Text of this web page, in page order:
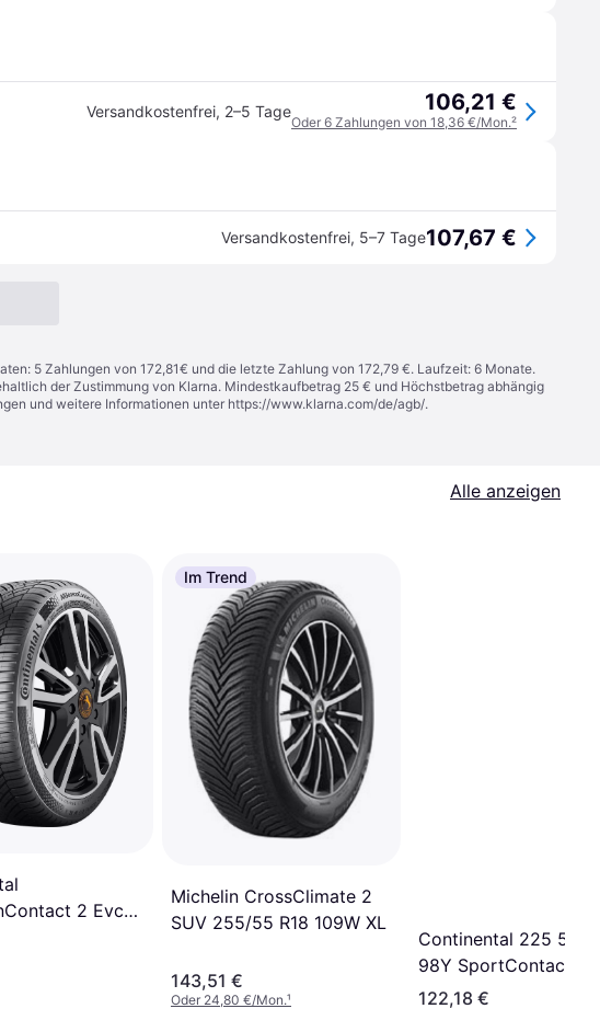
Versandkostenfrei, 2–5 Tage 106,21 €
Oder 6 Zahlungen von 18,36 €/Mon.²
Versandkostenfrei, 5–7 Tage107,67 €
5 Zahlungen von 172,81€ und die letzte Zahlung von 172,79 €. Laufzeit: 6 Monate.
der Zustimmung von Klarna. Mindestkaufbetrag 25 € und Höchstbetrag abhängig
und weitere Informationen unter https://www.klarna.com/de/agb/.
Alle anzeigen
2 Evc
Im Trend
Michelin CrossClimate 2
SUV 255/55 R18 109W XL
143,51 €
Oder 24,80 €/Mon.¹
Continental 225 50
98Y SportContact 5
Sommerreifen
122,18 €